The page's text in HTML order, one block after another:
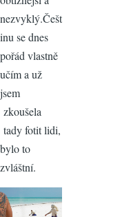
nezvyklý.Češt
inu se dnes
pořád vlastně
učím a už
jsem
zkoušela
tady fotit lidi,
bylo to
zvláštní.